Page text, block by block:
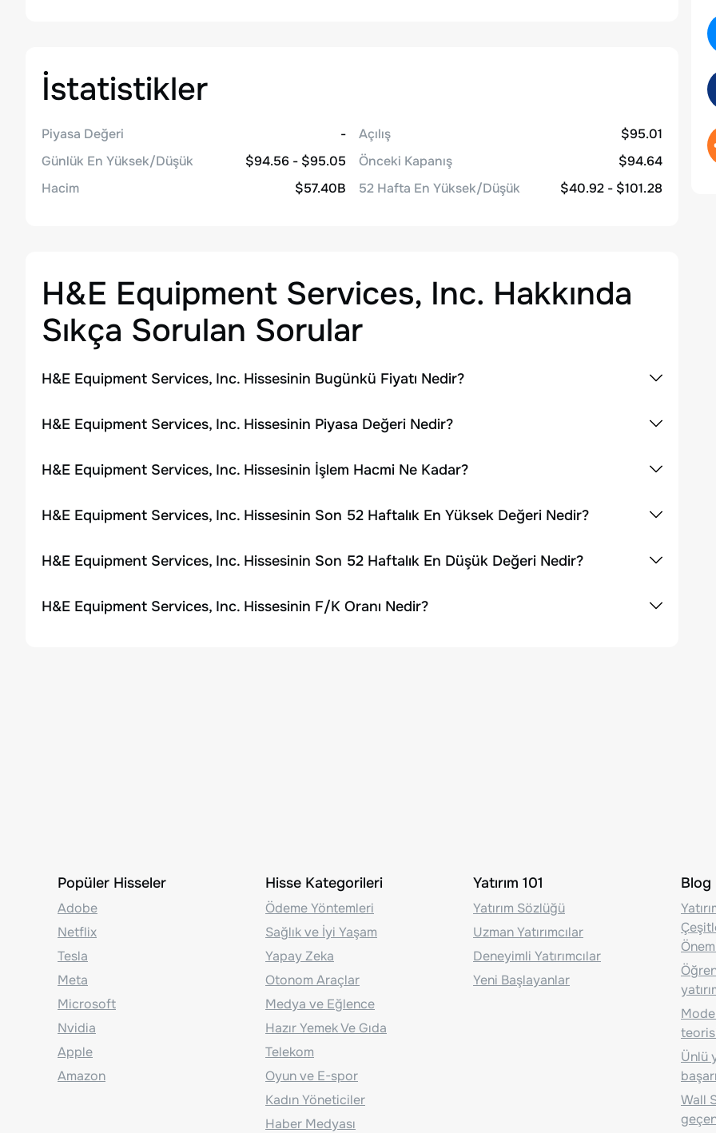
İstatistikler
Piyasa Değeri
-
Günlük En Yüksek/Düşük
$94.56 - $95.05
Hacim
$57.40B
Açılış
$95.01
Önceki Kapanış
$94.64
52 Hafta En Yüksek/Düşük
$40.92 - $101.28
H&E Equipment Services, Inc. Hakkında
Sıkça Sorulan Sorular
H&E Equipment Services, Inc. Hissesinin Bugünkü Fiyatı Nedir?
H&E Equipment Services, Inc. Hissesinin Piyasa Değeri Nedir?
H&E Equipment Services, Inc. Hissesinin İşlem Hacmi Ne Kadar?
H&E Equipment Services, Inc. Hissesinin Son 52 Haftalık En Yüksek Değeri Nedir?
H&E Equipment Services, Inc. Hissesinin Son 52 Haftalık En Düşük Değeri Nedir?
H&E Equipment Services, Inc. Hissesinin F/K Oranı Nedir?
Popüler Hisseler
Adobe
Netflix
Tesla
Meta
Microsoft
Nvidia
Apple
Amazon
Hisse Kategorileri
Ödeme Yöntemleri
Sağlık ve İyi Yaşam
Yapay Zeka
Otonom Araçlar
Medya ve Eğlence
Hazır Yemek Ve Gıda
Telekom
Oyun ve E-spor
Kadın Yöneticiler
Haber Medyası
Yatırım 101
Yatırım Sözlüğü
Uzman Yatırımcılar
Deneyimli Yatırımcılar
Yeni Başlayanlar
Blog
Ünlü
Wall